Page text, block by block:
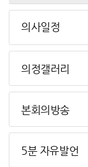
의사일정
의정갤러리
본회의방송
5분 자유발언